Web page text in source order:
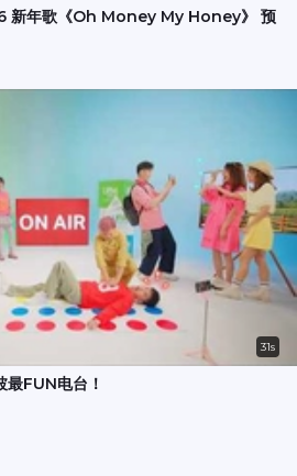
新年歌《Oh Money My Honey》 预
31s
最FUN电台！